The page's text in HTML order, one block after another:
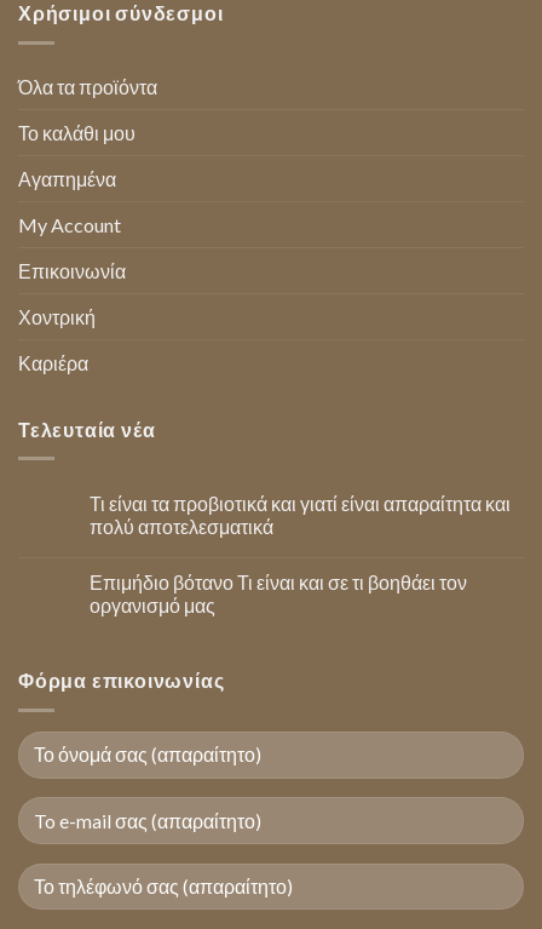
Χρήσιμοι σύνδεσμοι
Όλα τα προϊόντα
Το καλάθι μου
Αγαπημένα
My Account
Επικοινωνία
Χοντρική
Καριέρα
Τελευταία νέα
Τι είναι τα προβιοτικά και γιατί είναι απαραίτητα και
πολύ αποτελεσματικά
Επιμήδιο βότανο Τι είναι και σε τι βοηθάει τον
οργανισμό μας
Φόρμα επικοινωνίας